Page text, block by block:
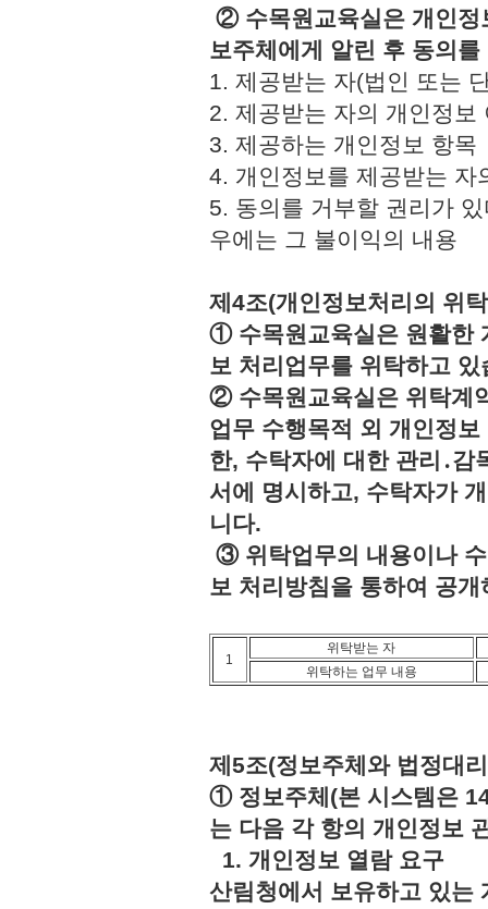
② 수목원교육실은 개인정
보주체에게 알린 후 동의
1. 제공받는 자(법인 또
2. 제공받는 자의 개인정
3. 제공하는 개인정보
4. 개인정보를 제공받는
5. 동의를 거부할 권리가
우에는 그 불이익의 내용
제4조(개인정보처리의 위
① 수목원교육실은 원활한
보 처리업무를 위탁하고
② 수목원교육실은 위탁계
업무 수행목적 외 개인정
한, 수탁자에 대한 관리․감
서에 명시하고, 수탁자가
니다.
③ 위탁업무의 내용이나
보 처리방침을 통하여 공
1
위탁받는 자
위탁하는 업무 내용
제5조(정보주체와 법정대
① 정보주체(본 시스템은
는 다음 각 항의 개인정보
1. 개인정보 열람 요구
산림청에서 보유하고 있는